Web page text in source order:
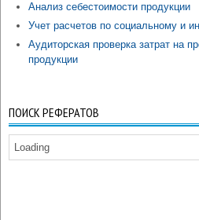
Анализ себестоимости продукции
Учет расчетов по социальному и
Аудиторская проверка затрат на
продукции
ПОИСК РЕФЕРАТОВ
Loading